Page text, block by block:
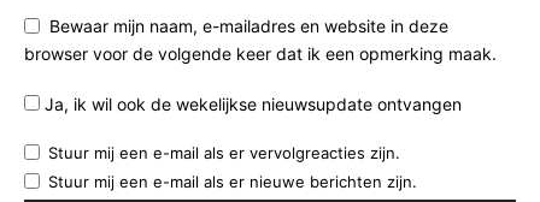
Bewaar mijn naam, e-mailadres en website in deze
browser voor de volgende keer dat ik een opmerking maak.
Ja, ik wil ook de wekelijkse nieuwsupdate ontvangen
Stuur mij een e-mail als er vervolgreacties zijn.
Stuur mij een e-mail als er nieuwe berichten zijn.